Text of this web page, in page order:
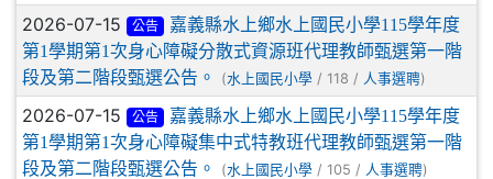
2026-07-15 公告
嘉義縣水上鄉水上國民小學115學年度
第1學期第1次身心障礙分散式資源班代理教師甄選第一階
段及第二階段甄選公告。
(水上國民小學 / 118 / 人事選聘)
2026-07-15 公告
嘉義縣水上鄉水上國民小學115學年度
第1學期第1次身心障礙集中式特教班代理教師甄選第一階
段及第二階段甄選公告。
(水上國民小學 / 105 / 人事選聘)